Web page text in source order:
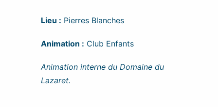
Lieu : Pierres Blanches
Animation : Club Enfants
Animation interne du Domaine du
Lazaret.